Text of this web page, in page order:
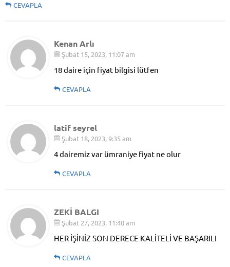
CEVAPLA
Kenan Arlı
Şubat 15, 2023, 11:07 am
18 daire için fiyat bilgisi lütfen
CEVAPLA
latif seyrel
Şubat 18, 2023, 9:35 am
4 dairemiz var ümraniye fiyat ne olur
CEVAPLA
ZEKİ BALGI
Şubat 27, 2023, 11:40 am
HER İŞİNİZ SON DERECE KALİTELİ VE BAŞARILI
CEVAPLA